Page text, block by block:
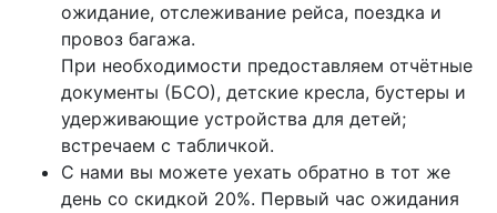
ожидание, отслеживание рейса, поездка и
провоз багажа.
При необходимости предоставляем отчётные
документы (БСО), детские кресла, бустеры и
удерживающие устройства для детей;
встречаем с табличкой.
С нами вы можете уехать обратно в тот же
день со скидкой 20%. Первый час ожидания